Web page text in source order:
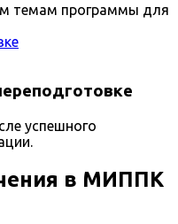
темам программы для
успешного
в МИППК